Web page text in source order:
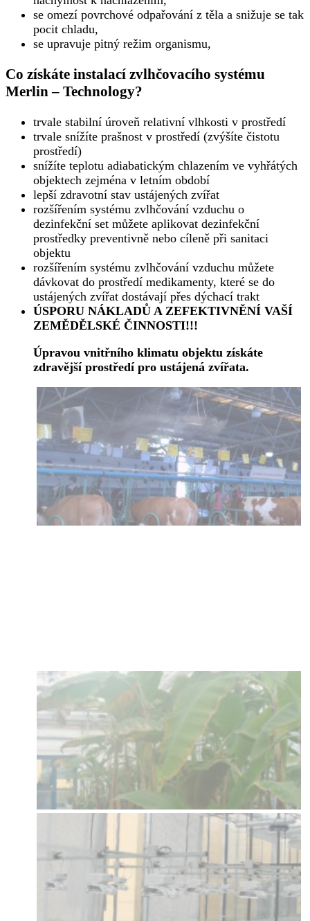
se omezí povrchové odpařování z těla a snižuje se tak
pocit chladu,
se upravuje pitný režim organismu,
Co získáte instalací zvlhčovacího systému
Merlin – Technology?
trvale stabilní úroveň relativní vlhkosti v prostředí
trvale snížíte prašnost v prostředí (zvýšíte čistotu
prostředí)
snížíte teplotu adiabatickým chlazením ve vyhřátých
objektech zejména v letním období
lepší zdravotní stav ustájených zvířat
rozšířením systému zvlhčování vzduchu o
dezinfekční set můžete aplikovat dezinfekční
prostředky preventivně nebo cíleně při sanitaci
objektu
rozšířením systému zvlhčování vzduchu můžete
dávkovat do prostředí medikamenty, které se do
ustájených zvířat dostávají přes dýchací trakt
ÚSPORU NÁKLADŮ A ZEFEKTIVNĚNÍ VAŠÍ
ZEMĚDĚLSKÉ ČINNOSTI!!!
Úpravou vnitřního klimatu objektu získáte
zdravější prostředí pro ustájená zvířata.